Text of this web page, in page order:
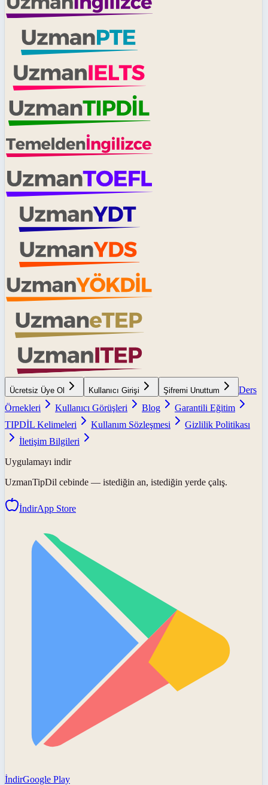
Ücretsiz Üye Ol Kullanıcı Girişi Şifremi Unuttum
Ders
Örnekleri
Kullanıcı Görüşleri Blog
Garantili Eğitim
TIPDİL Kelimeleri
Kullanım Sözleşmesi
Gizlilik Politikası
İletişim Bilgileri
Uygulamayı indir
UzmanTipDil cebinde — istediğin an, istediğin yerde çalış.
İndirApp Store
İndirGoogle Play